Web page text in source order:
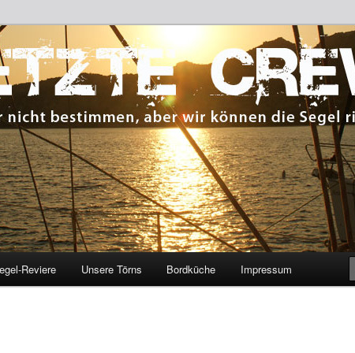
aber wir können die Segel richten.
Reviere Unsere Törns Bordküche Impressum